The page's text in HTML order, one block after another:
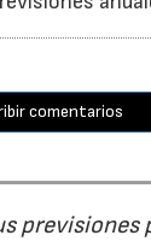
comentarios
previsiones